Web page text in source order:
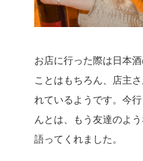
お店に行った際は日本
ことはもちろん、店主
れているようです。今
んとは、もう友達のよ
語ってくれました。